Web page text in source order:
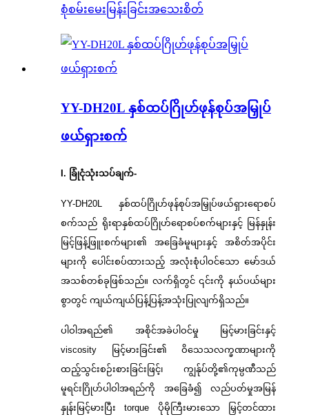
စုံစမ်းမေးမြန်းခြင်းအသေးစိတ်
YY-DH20L နှစ်ထပ်ဂြိုဟ်ဖုန်စုပ်အမြှုပ်
ဖယ်ရှားစက်
I. ခြုံငုံသုံးသပ်ချက်-
YY-DH20L နှစ်ထပ်ဂြိုဟ်ဖုန်စုပ်အမြှုပ်ဖယ်ရှားရောစပ်
စက်သည် ရိုးရာနှစ်ထပ်ဂြိုဟ်ရောစပ်စက်များနှင့် မြန်နှုန်း
မြင့်ဖြန့်ဖြူးစက်များ၏ အခြေခံမူများနှင့် အစိတ်အပိုင်း
များကို ပေါင်းစပ်ထားသည့် အလုံးစုံပါဝင်သော မော်ဒယ်
အသစ်တစ်ခုဖြစ်သည်။ လက်ရှိတွင် ၎င်းကို နယ်ပယ်များ
စွာတွင် ကျယ်ကျယ်ပြန့်ပြန့်အသုံးပြုလျက်ရှိသည်။
ပါဝါအရည်၏ အစိုင်အခဲပါဝင်မှု မြင့်မားခြင်းနှင့်
viscosity မြင့်မားခြင်း၏ ဝိသေသလက္ခဏာများကို
ထည့်သွင်းစဉ်းစားခြင်းဖြင့်၊ ကျွန်ုပ်တို့၏ကုမ္ပဏီသည်
မူရင်းဂြိုဟ်ပါဝါအရည်ကို အခြေခံ၍ လည်ပတ်မှုအမြန်
နှုန်းမြင့်မားပြီး torque ပိုမိုကြီးမားသော မြှင့်တင်ထား